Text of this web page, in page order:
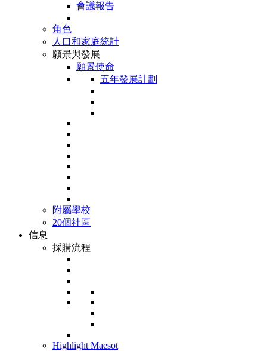
會議報告
角色
人口和家庭統計
願景與發展
願景使命
五年發展計劃
附屬學校
20個社區
信息
採購流程
Highlight Maesot